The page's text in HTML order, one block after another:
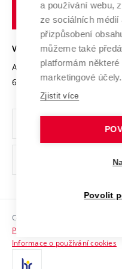
Transfer znalostí
Open Science
Projekty
Projekty ze strukturálních
Specifický výzkum
Mezinárodní dohody
Univerzitní sítě
Podnikavá univerzita /
Bezpečná univerzita
Vyznamenání
Organizační struktura
Ochrana osobních údajů
odkaz)
Sociální bezpečí
HR Award
VYSOKÉ UČENÍ
Antonínská 548/1
602 00 Brno
Copyright © 2026 VUT
Prohlášení o přístupnosti
Informace o používání cookies
a používání webu,
ze sociálních médií
přizpůsobení
můžeme také
platformám
marketingové účely.
Zjistit více
Povolit